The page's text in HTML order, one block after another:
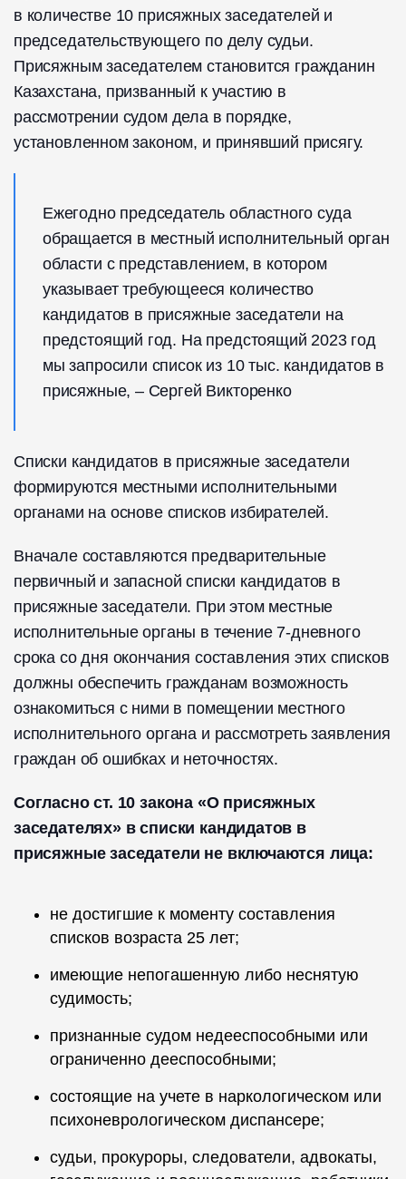
в количестве 10 присяжных заседателей и
председательствующего по делу судьи.
Присяжным заседателем становится гражданин
Казахстана, призванный к участию в
рассмотрении судом дела в порядке,
установленном законом, и принявший присягу.
Ежегодно председатель областного суда
обращается в местный исполнительный орган
области с представлением, в котором
указывает требующееся количество
кандидатов в присяжные заседатели на
предстоящий год. На предстоящий 2023 год
мы запросили список из 10 тыс. кандидатов в
присяжные, – Сергей Викторенко
Списки кандидатов в присяжные заседатели
формируются местными исполнительными
органами на основе списков избирателей.
Вначале составляются предварительные
первичный и запасной списки кандидатов в
присяжные заседатели. При этом местные
исполнительные органы в течение 7-дневного
срока со дня окончания составления этих списков
должны обеспечить гражданам возможность
ознакомиться с ними в помещении местного
исполнительного органа и рассмотреть заявления
граждан об ошибках и неточностях.
Согласно ст. 10 закона «О присяжных
заседателях» в списки кандидатов в
присяжные заседатели не включаются лица:
не достигшие к моменту составления
списков возраста 25 лет;
имеющие непогашенную либо неснятую
судимость;
признанные судом недееспособными или
ограниченно дееспособными;
состоящие на учете в наркологическом или
психоневрологическом диспансере;
судьи, прокуроры, следователи, адвокаты,